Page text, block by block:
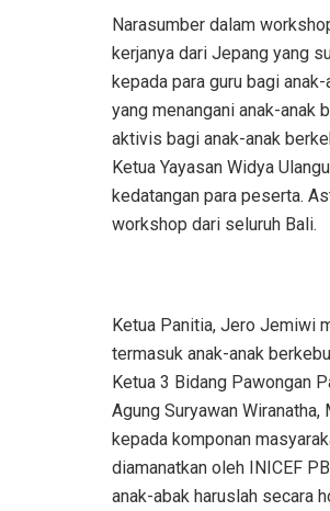
Narasumber dalam
kerjanya dari Jepang yang
kepada para guru bagi
yang menangani anak-anak
aktivis bagi anak-anak
Ketua Yayasan Widya
kedatangan para peserta.
workshop dari seluruh Bali.
Ketua Panitia, Jero Jemiwi
termasuk anak-anak
Ketua 3 Bidang Pawongan
Agung Suryawan
kepada komponan
diamanatkan oleh INICEF
anak-abak haruslah secara